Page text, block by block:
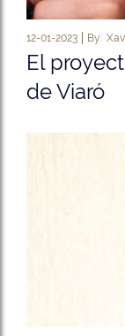
12-01-2023 By:
El
de Viaró